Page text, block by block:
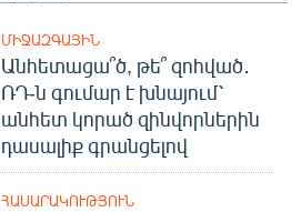
ՄԻՋԱԶԳԱՅԻՆ
Անհետացա՞ծ, թե՞ զոհված․
ՌԴ-ն գումար է խնայում՝
անհետ կորած զինվորներին
դասալիք գրանցելով
ՀԱՍԱՐԱԿՈՒԹՅՈՒՆ